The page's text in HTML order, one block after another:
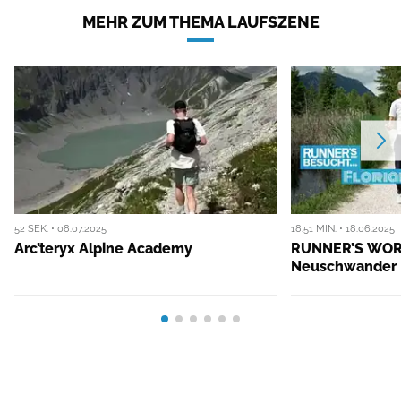
MEHR ZUM THEMA LAUFSZENE
52 SEK. • 08.07.2025
Arc’teryx Alpine Academy
18:51 MIN. • 18.06.2025
RUNNER’S
Neuschwander